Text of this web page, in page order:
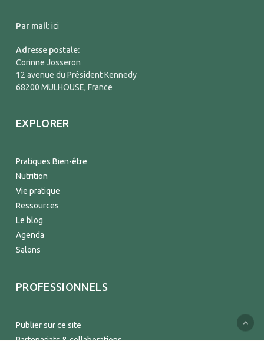
Par mail:ici
Adresse postale:
Corinne Josseron
12 avenue du Président Kennedy
68200 MULHOUSE, France
EXPLORER
Pratiques Bien-être
Nutrition
Vie pratique
Ressources
Le blog
Agenda
Salons
PROFESSIONNELS
Publier sur ce site